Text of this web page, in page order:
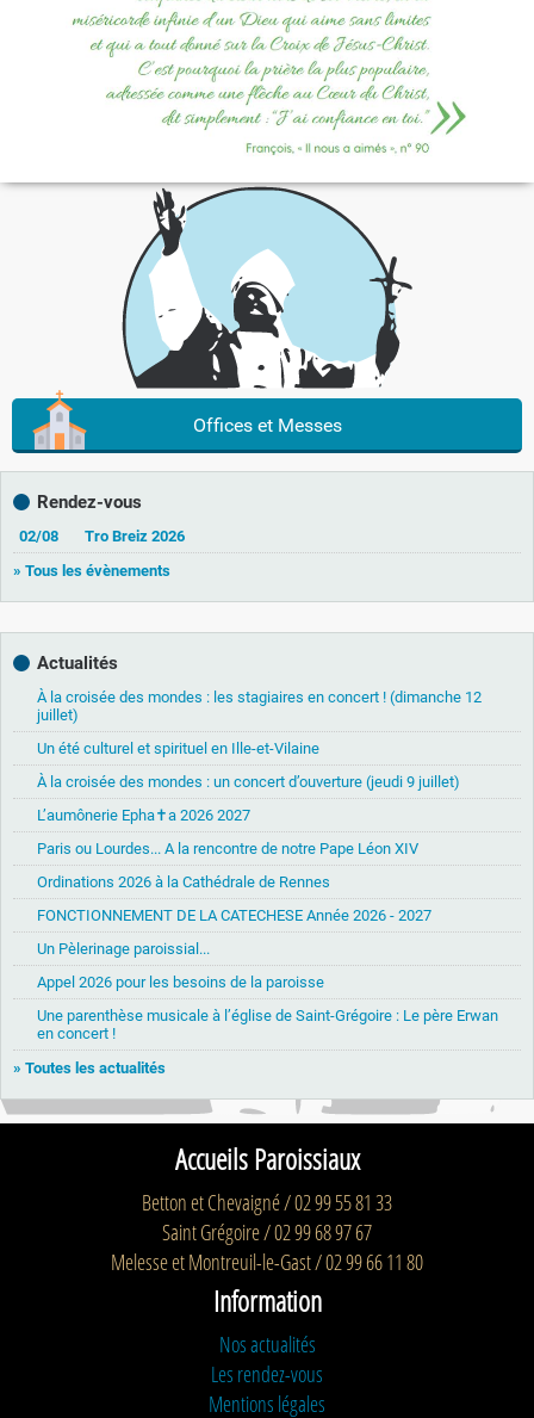
Offices et Messes
Rendez-vous
02/08
Tro Breiz 2026
» Tous les évènements
Actualités
À la croisée des mondes : les stagiaires en concert ! (dimanche 12
juillet)
Un été culturel et spirituel en Ille-et-Vilaine
À la croisée des mondes : un concert d’ouverture (jeudi 9 juillet)
L’aumônerie Epha✝a 2026 2027
Paris ou Lourdes... A la rencontre de notre Pape Léon XIV
Ordinations 2026 à la Cathédrale de Rennes
FONCTIONNEMENT DE LA CATECHESE Année 2026 - 2027
Un Pèlerinage paroissial...
Appel 2026 pour les besoins de la paroisse
Une parenthèse musicale à l’église de Saint-Grégoire : Le père Erwan
en concert !
» Toutes les actualités
Accueils Paroissiaux
Betton et Chevaigné / 02 99 55 81 33
Saint Grégoire / 02 99 68 97 67
Melesse et Montreuil-le-Gast / 02 99 66 11 80
Information
Nos actualités
Les rendez-vous
Mentions légales